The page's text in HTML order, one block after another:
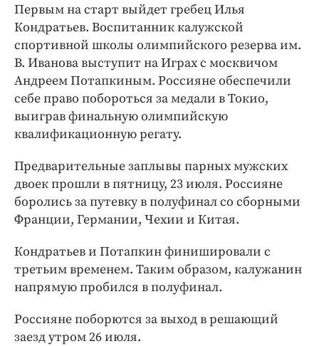
Первым на старт выйдет гребец Илья
Кондратьев. Воспитанник калужской
спортивной школы олимпийского резерва им.
В. Иванова выступит на Играх с москвичом
Андреем Потапкиным. Россияне обеспечили
себе право побороться за медали в Токио,
выиграв финальную олимпийскую
квалификационную регату.
Предварительные заплывы парных мужских
двоек прошли в пятницу, 23 июля. Россияне
боролись за путевку в полуфинал со сборными
Франции, Германии, Чехии и Китая.
Кондратьев и Потапкин финишировали с
третьим временем. Таким образом, калужанин
напрямую пробился в полуфинал.
Россияне поборются за выход в решающий
заезд утром 26 июля.